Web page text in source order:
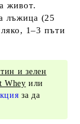
живот.
лъжица (25
1–3 пъти
и зелен
Whey или
за да